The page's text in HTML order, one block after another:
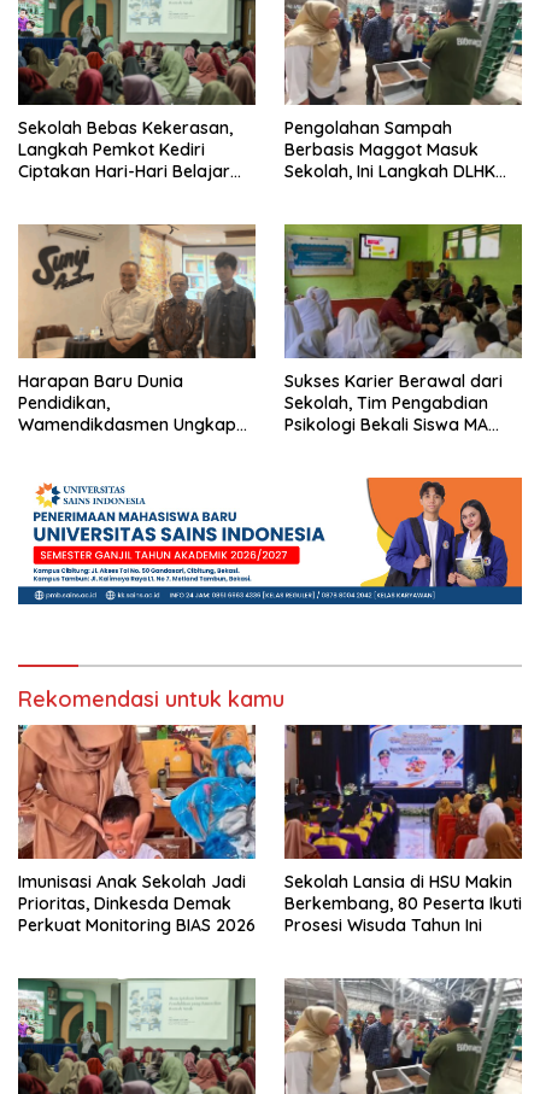
Sekolah Bebas Kekerasan,
Langkah Pemkot Kediri
Ciptakan Hari-Hari Belajar
Pengolahan Sampah
Berbasis Maggot Masuk
Sekolah, Ini Langkah DLHK
Harapan Baru Dunia
Pendidikan,
Wamendikdasmen Ungkap
Sukses Karier Berawal dari
Sekolah, Tim Pengabdian
Psikologi Bekali Siswa MA
Rekomendasi untuk kamu
Imunisasi Anak Sekolah Jadi
Prioritas, Dinkesda Demak
Perkuat Monitoring BIAS 2026
Sekolah Lansia di HSU Makin
Berkembang, 80 Peserta Ikuti
Prosesi Wisuda Tahun Ini